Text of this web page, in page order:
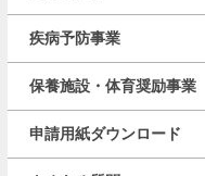
疾病予防事業
保養施設・体育奨励事業
申請用紙ダウンロード